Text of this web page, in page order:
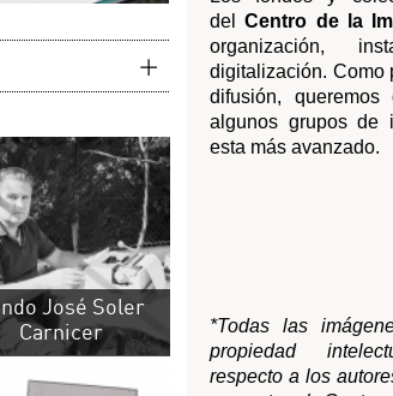
*Todas las imágenes sometidas a la ley de
propiedad intelectual. Derechos morales
respecto a los autores y derechos de explotación
respecto al Centro de Imagen o los autores,
dependiendo de cada caso particular. Frente a
cualquier voluntad de uso, consultar.
Volver